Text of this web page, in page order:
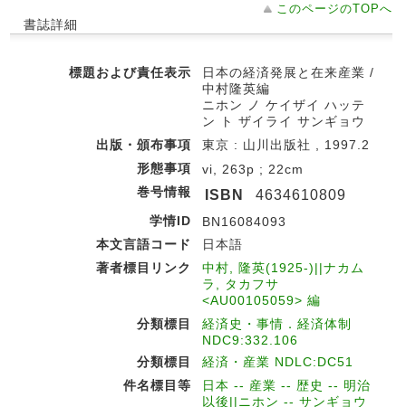
このページのTOPへ
書誌詳細
標題および責任表示
日本の経済発展と在来産業 /
中村隆英編
ニホン ノ ケイザイ ハッテ
ン ト ザイライ サンギョウ
出版・頒布事項
東京 : 山川出版社 , 1997.2
形態事項
vi, 263p ; 22cm
巻号情報
ISBN 4634610809
学情ID
BN16084093
本文言語コード
日本語
著者標目リンク
中村, 隆英(1925-)||ナカム
ラ, タカフサ
<AU00105059> 編
分類標目
経済史・事情．経済体制
NDC9:332.106
分類標目
経済・産業 NDLC:DC51
件名標目等
日本 -- 産業 -- 歴史 -- 明治
以後||ニホン -- サンギョウ